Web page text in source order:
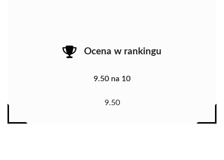
Ocena w rankingu
9.50 na 10
9.50